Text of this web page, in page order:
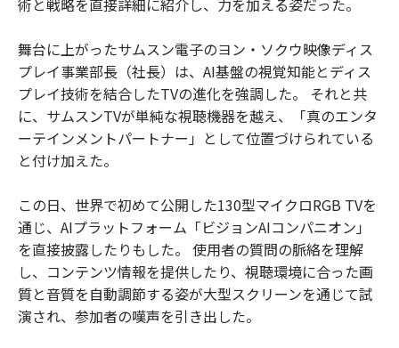
舞台に上がったサムスン電子のヨン・ソクウ映像ディス
プレイ事業部長（社長）は、AI基盤の視覚知能とディス
プレイ技術を結合したTVの進化を強調した。 それと共
に、サムスンTVが単純な視聴機器を越え、「真のエンタ
ーテインメントパートナー」として位置づけられている
と付け加えた。
この日、世界で初めて公開した130型マイクロRGB TVを
通じ、AIプラットフォーム「ビジョンAIコンパニオン」
を直接披露したりもした。 使用者の質問の脈絡を理解
し、コンテンツ情報を提供したり、視聴環境に合った画
質と音質を自動調節する姿が大型スクリーンを通じて試
演され、参加者の嘆声を引き出した。